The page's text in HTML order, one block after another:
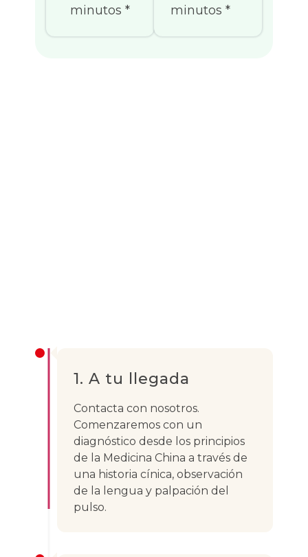
minutos *
minutos *
1. A tu llegada
Contacta con nosotros.
Comenzaremos con un
diagnóstico desde los principios
de la Medicina China a través de
una historia cínica, observación
de la lengua y palpación del
pulso.